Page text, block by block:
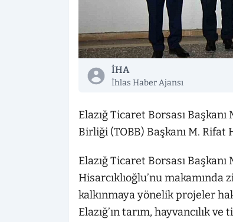
İHA
İhlas Haber Ajansı
Elazığ Ticaret Borsası
Birliği (TOBB) Başkanı M. Rifat
Elazığ Ticaret Borsası
Hisarcıklıoğlu’nu makamında
kalkınmaya yönelik projeler
Elazığ’ın tarım, hayvancılık